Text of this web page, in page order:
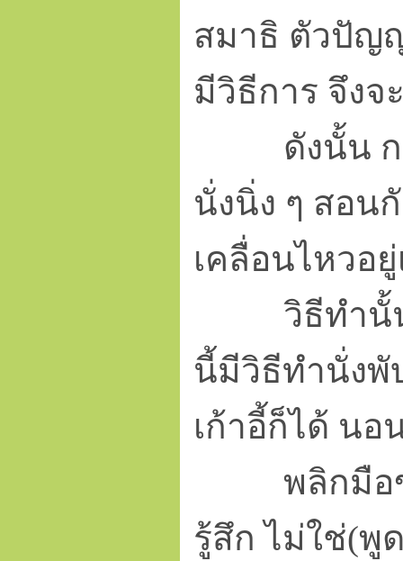
สมาธิ ตัวปัญ
มีวิธีการ จึงจ
ดังนั้น การ
นั่งนิ่ง ๆ สอน
เคลื่อนไหวอ
วิธีทำนั้นก็
นี้มีวิธีทำนั่งพั
เก้าอี้ก็ได้ น
พลิกมือขว
รู้สึกไม่ใช่(พู